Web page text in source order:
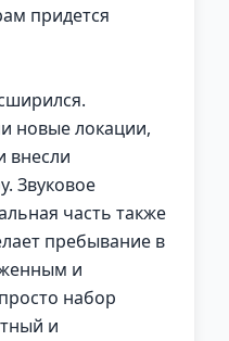
придется
новые локации,
внесли
Звуковое
часть также
пребывание в
и
набор
и